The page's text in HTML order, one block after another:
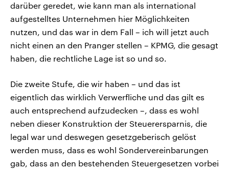
darüber geredet, wie kann man als international
aufgestelltes Unternehmen hier Möglichkeiten
nutzen, und das war in dem Fall – ich will jetzt auch
nicht einen an den Pranger stellen – KPMG, die gesagt
haben, die rechtliche Lage ist so und so.
Die zweite Stufe, die wir haben – und das ist
eigentlich das wirklich Verwerfliche und das gilt es
auch entsprechend aufzudecken –, dass es wohl
neben dieser Konstruktion der Steuerersparnis, die
legal war und deswegen gesetzgeberisch gelöst
werden muss, dass es wohl Sondervereinbarungen
gab, dass an den bestehenden Steuergesetzen vorbei